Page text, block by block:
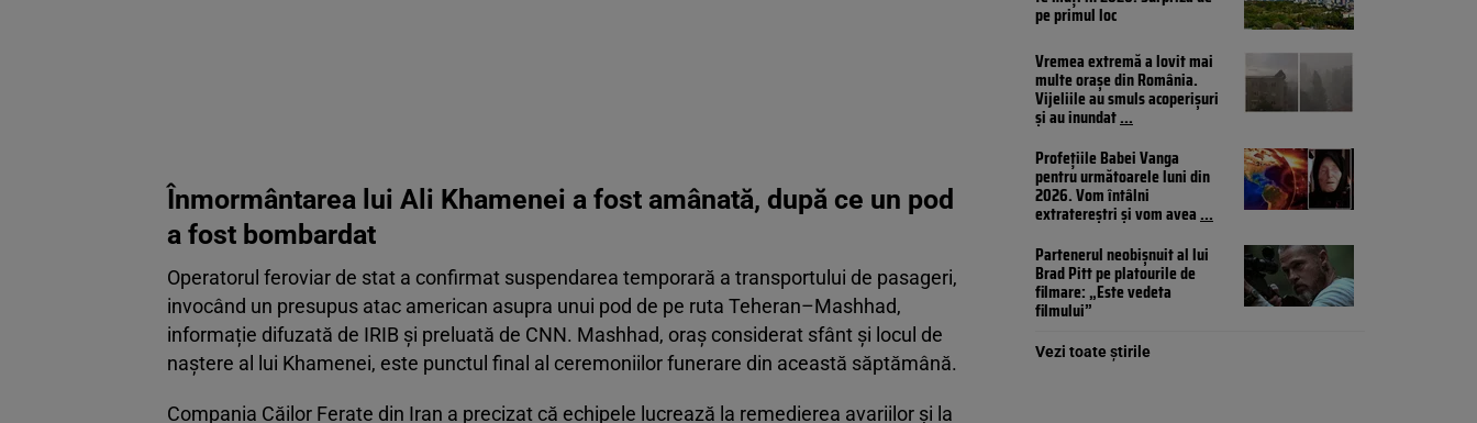
Înmormântarea lui Ali Khamenei a fost amânată, după ce un pod
a fost bombardat
Operatorul feroviar de stat a confirmat suspendarea temporară a transportului de pasageri,
invocând un presupus atac american asupra unui pod de pe ruta Teheran–Mashhad,
informație difuzată de IRIB și preluată de CNN. Mashhad, oraș considerat sfânt și locul de
naștere al lui Khamenei, este punctul final al ceremoniilor funerare din această săptămână.
Compania Căilor Ferate din Iran a precizat că echipele lucrează la remedierea avariilor și la
pe primul loc
Vremea extremă a lovit mai
multe orașe din România.
Vijeliile au smuls acoperișuri
și au inundat...
Profețiile Babei Vanga
pentru următoarele luni din
2026. Vom întâlni
extratereștri și vom avea...
Partenerul neobișnuit al lui
Brad Pitt pe platourile de
filmare: „Este vedeta
filmului”
Vezi toate știrile